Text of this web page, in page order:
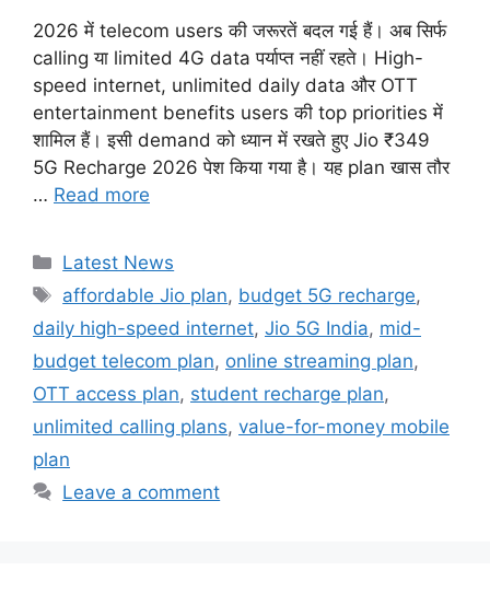
2026 में telecom users की जरूरतें बदल गई हैं। अब सिर्फ
calling या limited 4G data पर्याप्त नहीं रहते। High-
speed internet, unlimited daily data और OTT
entertainment benefits users की top priorities में
शामिल हैं। इसी demand को ध्यान में रखते हुए Jio ₹349
5G Recharge 2026 पेश किया गया है। यह plan खास तौर
… Read more
Categories
Latest News
Tags
affordable Jio plan, budget 5G recharge,
daily high-speed internet, Jio 5G India, mid-
budget telecom plan, online streaming plan,
OTT access plan, student recharge plan,
unlimited calling plans, value-for-money mobile
plan
Leave a comment